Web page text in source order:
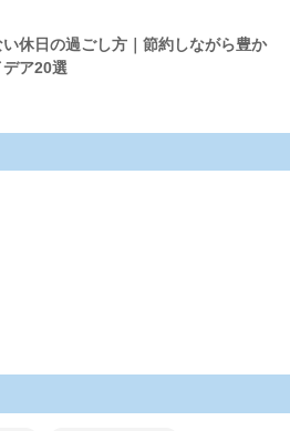
休日の過ごし方｜節約しながら豊か
ア20選